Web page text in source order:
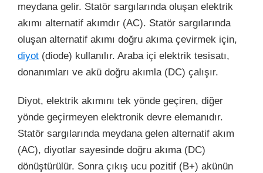
meydana gelir. Statör sargılarında oluşan elektrik
akımı alternatif akımdır (AC). Statör sargılarında
oluşan alternatif akımı doğru akıma çevirmek için,
diyot (diode) kullanılır. Araba içi elektrik tesisatı,
donanımları ve akü doğru akımla (DC) çalışır.
Diyot, elektrik akımını tek yönde geçiren, diğer
yönde geçirmeyen elektronik devre elemanıdır.
Statör sargılarında meydana gelen alternatif akım
(AC), diyotlar sayesinde doğru akıma (DC)
dönüştürülür. Sonra çıkış ucu pozitif (B+) akünün